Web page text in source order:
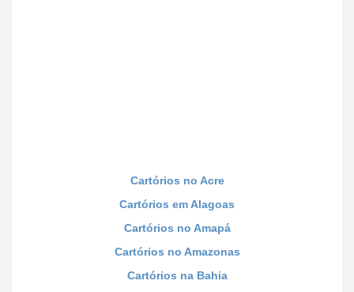
Cartórios no Acre
Cartórios em Alagoas
Cartórios no Amapá
Cartórios no Amazonas
Cartórios na Bahia